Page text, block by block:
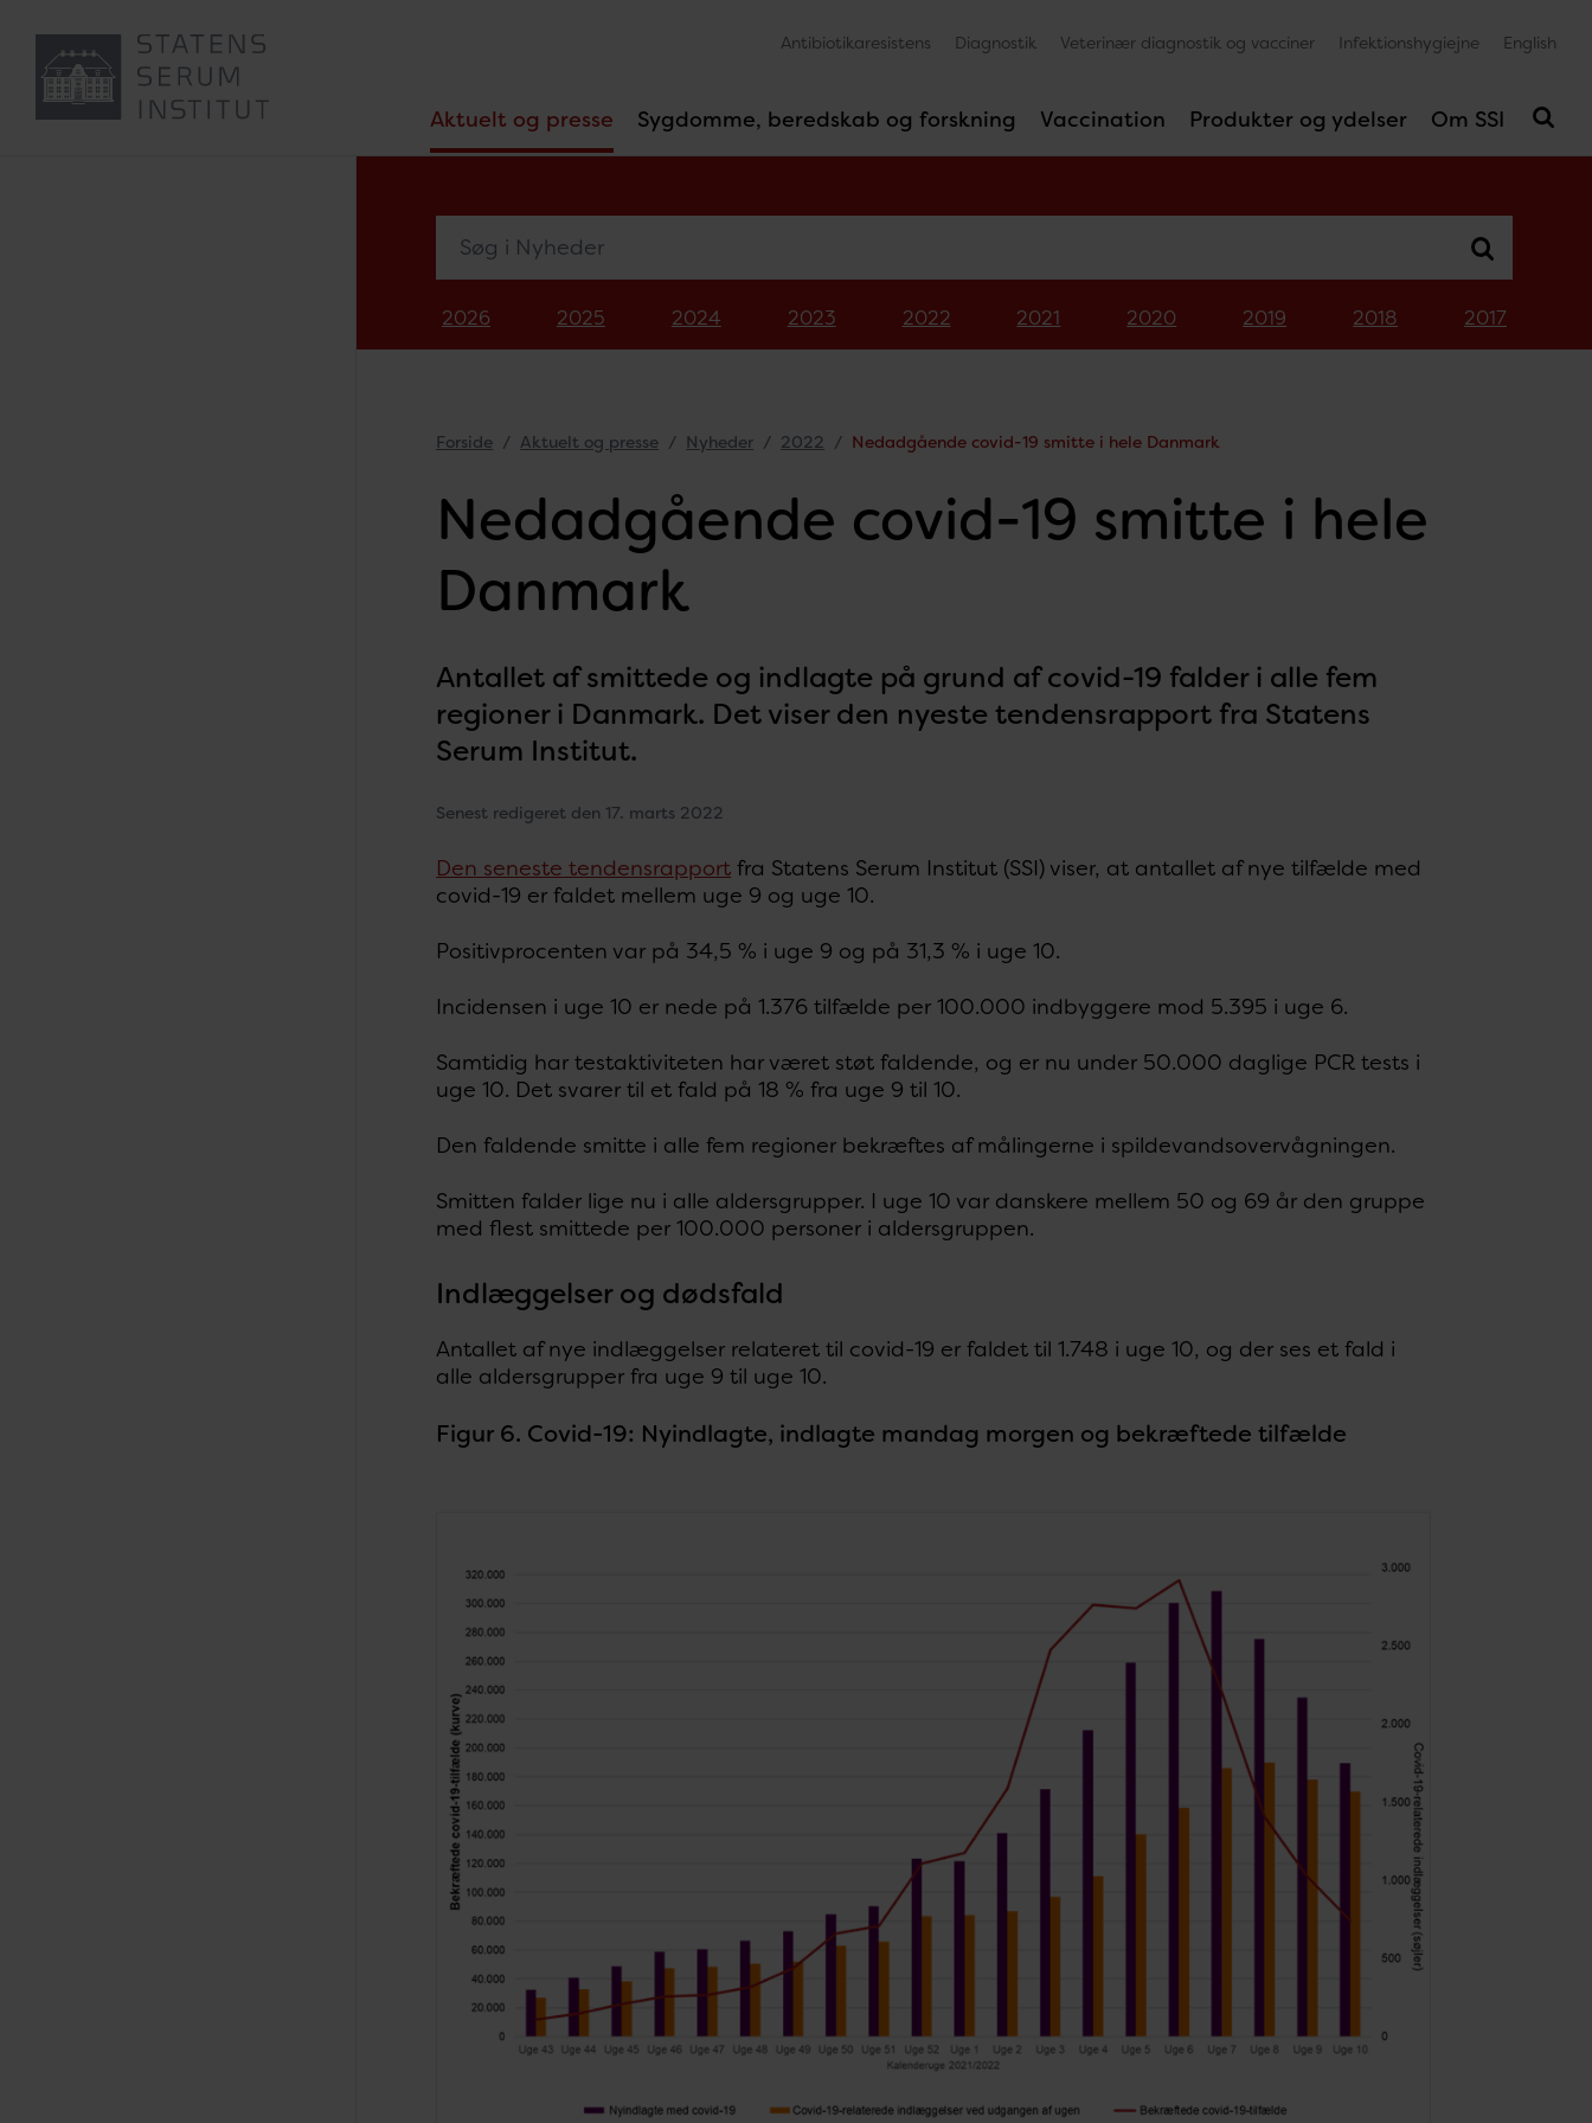
Aktuelt og presse Sygdomme, beredskab og forskning Vaccination Produkter og ydelser Om SSI
Antibiotikaresistens Diagnostik Veterinær diagnostik og vacciner Infektionshygiejne English
2026 2025 2024 2023 2022 2021 2020 2019 2018 2017
Forside Aktuelt og presse Nyheder 2022 Nedadgående covid-19 smitte i hele Danmark
Nedadgående covid-19 smitte i hele
Danmark
Antallet af smittede og indlagte på grund af covid-19 falder i alle fem
regioner i Danmark. Det viser den nyeste tendensrapport fra Statens
Serum Institut.
Senest redigeret den 17. marts 2022
Den seneste tendensrapport fra Statens Serum Institut (SSI) viser, at antallet af nye tilfælde med
covid-19 er faldet mellem uge 9 og uge 10.
Positivprocenten var på 34,5 % i uge 9 og på 31,3 % i uge 10.
Incidensen i uge 10 er nede på 1.376 tilfælde per 100.000 indbyggere mod 5.395 i uge 6.
Samtidig har testaktiviteten har været støt faldende, og er nu under 50.000 daglige PCR tests i
uge 10. Det svarer til et fald på 18 % fra uge 9 til 10.
Den faldende smitte i alle fem regioner bekræftes af målingerne i spildevandsovervågningen.
Smitten falder lige nu i alle aldersgrupper. I uge 10 var danskere mellem 50 og 69 år den gruppe
med flest smittede per 100.000 personer i aldersgruppen.
Indlæggelser og dødsfald
Antallet af nye indlæggelser relateret til covid-19 er faldet til 1.748 i uge 10, og der ses et fald i
alle aldersgrupper fra uge 9 til uge 10.
Figur 6. Covid-19: Nyindlagte, indlagte mandag morgen og bekræftede tilfælde